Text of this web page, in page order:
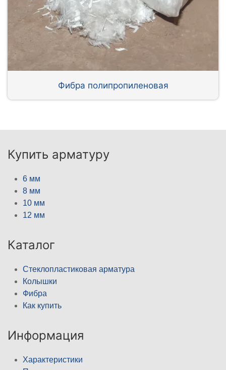
Фибра полипропиленовая
Купить арматуру
6 мм
8 мм
10 мм
12 мм
Каталог
Стеклопластиковая арматура
Колышки
Фибра
Как купить
Информация
Характеристики